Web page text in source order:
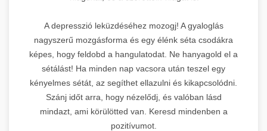
A depresszió leküzdéséhez mozogj! A gyaloglás
nagyszerű mozgásforma és egy élénk séta csodákra
képes, hogy feldobd a hangulatodat. Ne hanyagold el a
sétálást! Ha minden nap vacsora után teszel egy
kényelmes sétát, az segíthet ellazulni és kikapcsolódni.
Szánj időt arra, hogy nézelődj, és valóban lásd
mindazt, ami körülötted van. Keresd mindenben a
pozitívumot.